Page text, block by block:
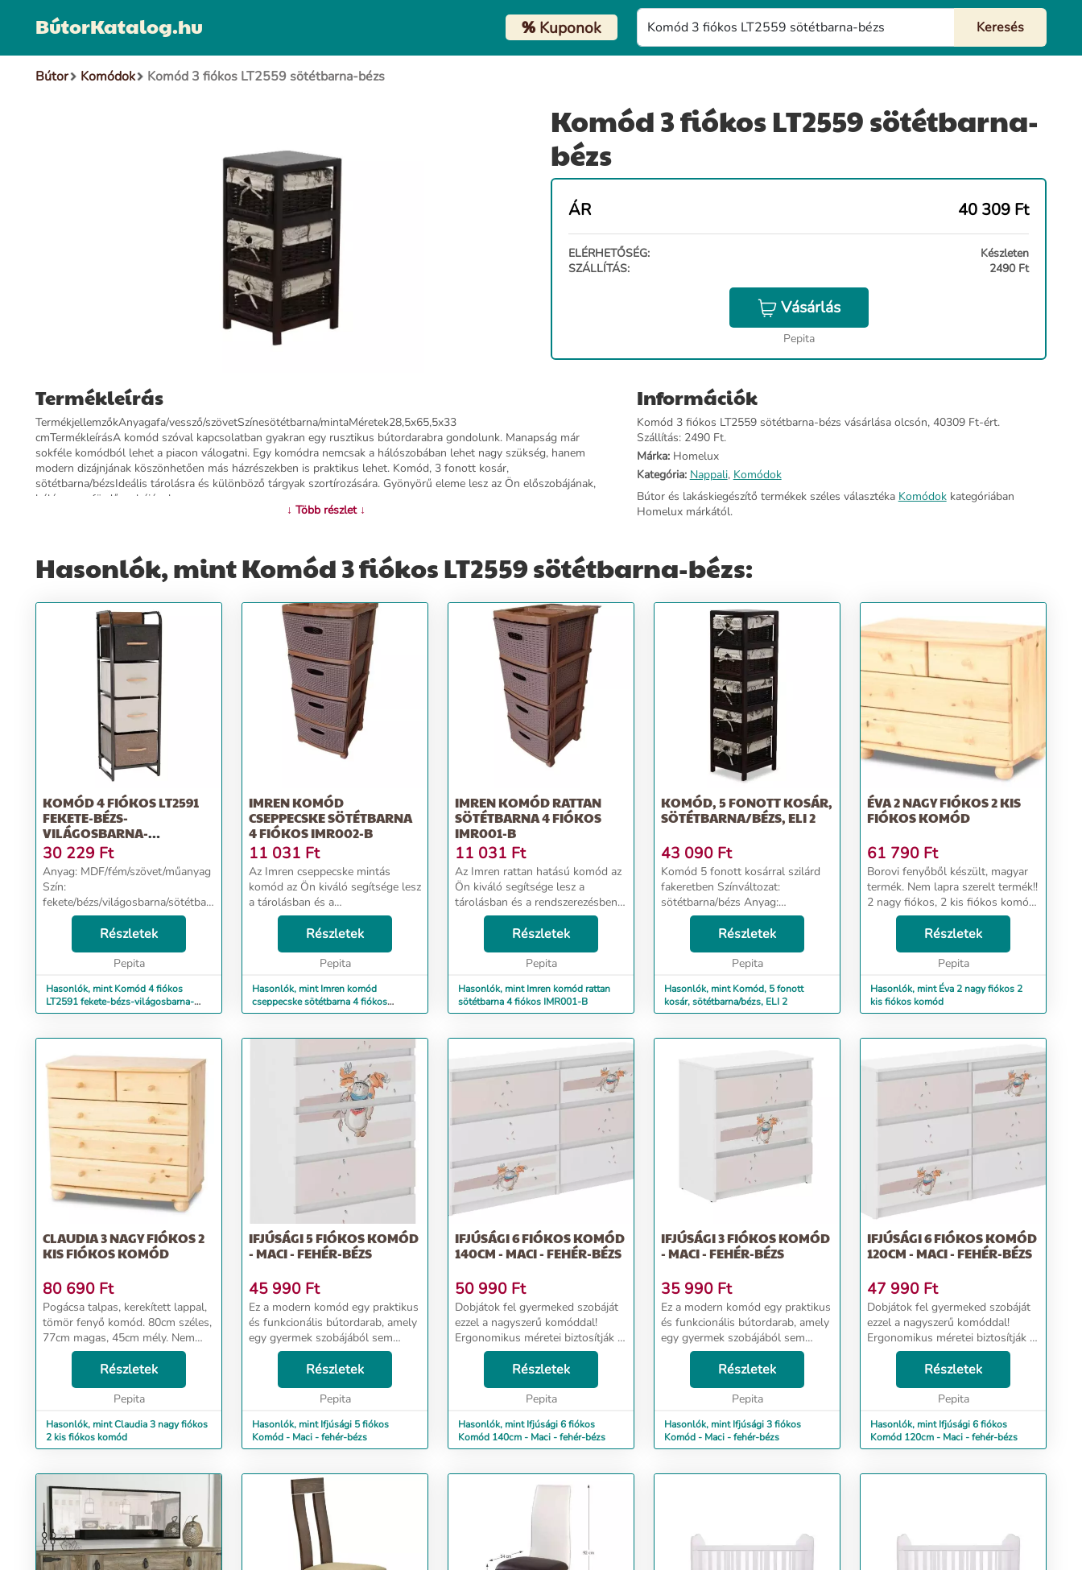
BútorKatalog.hu %Kuponok
Bútor Komódok Komód 3 fiókos LT2559 sötétbarna-bézs
Komód 3 fiókos LT2559 sötétbarna-
bézs
ÁR 40 309 Ft
ELÉRHETŐSÉG:
Készleten
SZÁLLÍTÁS:
2490 Ft
Vásárlás
Pepita
Termékleírás
TermékjellemzőkAnyagafa/vessző/szövetSzínesötétbarna/mintaMéretek28,5x65,5x33
cmTermékleírásA komód szóval kapcsolatban gyakran egy rusztikus bútordarabra gondolunk. Manapság már
sokféle komódból lehet a piacon válogatni. Egy komódra nemcsak a hálószobában lehet nagy szükség, hanem
modern dizájnjának köszönhetően más házrészekben is praktikus lehet. Komód, 3 fonott kosár,
sötétbarna/bézsIdeális tárolásra és különböző tárgyak szortírozására. Gyönyörű eleme lesz az Ön előszobájának,
háló- vagy fürdőszobájának.
↓ Több részlet ↓
Információk
Komód 3 fiókos LT2559 sötétbarna-bézs vásárlása olcsón, 40309 Ft-ért.
Szállítás: 2490 Ft.
Márka:Homelux
Kategória: Nappali, Komódok
Bútor és lakáskiegészítő termékek széles választéka Komódokkategóriában
Homelux márkától.
Hasonlók, mint Komód 3 fiókos LT2559 sötétbarna-bézs:
KOMÓD 4 FIÓKOS LT2591
FEKETE-BÉZS-
VILÁGOSBARNA-
SÖTÉTBARNA
30 229 Ft
Anyag: MDF/fém/szövet/műanyag
Szín:
fekete/bézs/világosbarna/sötétbarna
Méretek (SzxMéxMa): 31x29x99
Részletek
Pepita
Hasonlók, mint Komód 4 fiókos
LT2591 fekete-bézs-világosbarna-
sötétbarna
IMREN KOMÓD
CSEPPECSKE SÖTÉTBARNA
4 FIÓKOS IMR002-B
11 031 Ft
Az Imren cseppecske mintás
komód az Ön kiváló segítsége lesz
a tárolásban és a
rendszerezésben. Az előszobától a
hálószobáig, a lakás bármely
pontján megállja a helyét. A
felhasználásának már csak az ...
Részletek
Pepita
Hasonlók, mint Imren komód
cseppecske sötétbarna 4 fiókos
IMR002-B
IMREN KOMÓD RATTAN
SÖTÉTBARNA 4 FIÓKOS
IMR001-B
11 031 Ft
Az Imren rattan hatású komód az
Ön kiváló segítsége lesz a
tárolásban és a rendszerezésben.
Az előszobától a hálószobáig, a
lakás bármely pontján megállja a
helyét. A felhasználásának már
Részletek
Pepita
Hasonlók, mint Imren komód rattan
sötétbarna 4 fiókos IMR001-B
KOMÓD, 5 FONOTT KOSÁR,
SÖTÉTBARNA/BÉZS, ELI 2
43 090 Ft
Komód 5 fonott kosárral szilárd
fakeretben Színváltozat:
sötétbarna/bézs Anyag:
sötétbarna fa /sötétbarna vessző /
bézs szövet Méretek
(SzéxMaxMé): 28,5x104x33 cm...
Részletek
Pepita
Hasonlók, mint Komód, 5 fonott
kosár, sötétbarna/bézs, ELI 2
ÉVA 2 NAGY FIÓKOS 2 KIS
FIÓKOS KOMÓD
61 790 Ft
Borovi fenyőből készült, magyar
termék. Nem lapra szerelt termék!!
2 nagy fiókos, 2 kis fiókos komód,
pogácsa lábakkal. A bútor
felületét 3 réteg UV-lámpával
kikeményített lakk gondoskodik.
Részletek
Pepita
Hasonlók, mint Éva 2 nagy fiókos 2
kis fiókos komód
CLAUDIA 3 NAGY FIÓKOS 2
KIS FIÓKOS KOMÓD
80 690 Ft
Pogácsa talpas, kerekített lappal,
tömör fenyő komód. 80cm széles,
77cm magas, 45cm mély. Nem
lapra szerelt, egyben szállítandó,
A Claudia 3 nagyfiókos 2
kisfiókos komód ívelt
kialakításával a k...
Részletek
Pepita
Hasonlók, mint Claudia 3 nagy fiókos
2 kis fiókos komód
IFJÚSÁGI 5 FIÓKOS KOMÓD
- MACI - FEHÉR-BÉZS
45 990 Ft
Ez a modern komód egy praktikus
és funkcionális bútordarab, amely
egy gyermek szobájából sem
hiányozhat. Ergonomikus méretei
biztosítják a szoba egyszerű
berendezését. A komód
forgácslemezből készült,...
Részletek
Pepita
Hasonlók, mint Ifjúsági 5 fiókos
Komód - Maci - fehér-bézs
IFJÚSÁGI 6 FIÓKOS KOMÓD
140CM - MACI - FEHÉR-BÉZS
50 990 Ft
Dobjátok fel gyermeked szobáját
ezzel a nagyszerű komóddal!
Ergonomikus méretei biztosítják a
szoba egyszerű berendezését,
tágas fiókjainak köszönhetően
pedig számos dolgot
elhelyezhettek benne. A kom...
Részletek
Pepita
Hasonlók, mint Ifjúsági 6 fiókos
Komód 140cm - Maci - fehér-bézs
IFJÚSÁGI 3 FIÓKOS KOMÓD
- MACI - FEHÉR-BÉZS
35 990 Ft
Ez a modern komód egy praktikus
és funkcionális bútordarab, amely
egy gyermek szobájából sem
hiányozhat. Ergonomikus méretei
biztosítják a szoba egyszerű
berendezését. A komód
forgácslemezből készült,...
Részletek
Pepita
Hasonlók, mint Ifjúsági 3 fiókos
Komód - Maci - fehér-bézs
IFJÚSÁGI 6 FIÓKOS KOMÓD
120CM - MACI - FEHÉR-BÉZS
47 990 Ft
Dobjátok fel gyermeked szobáját
ezzel a nagyszerű komóddal!
Ergonomikus méretei biztosítják a
szoba egyszerű berendezését,
tágas fiókjainak köszönhetően
pedig számos dolgot
elhelyezhettek benne. A kom...
Részletek
Pepita
Hasonlók, mint Ifjúsági 6 fiókos
Komód 120cm - Maci - fehér-bézs